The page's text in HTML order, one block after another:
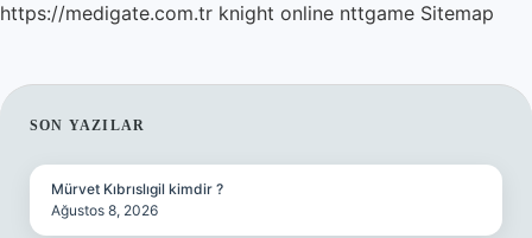
https://medigate.com.tr knight online nttgame Sitemap
SIDEBAR
SON YAZILAR
Mürvet Kıbrıslıgil kimdir ?
Ağustos 8, 2026